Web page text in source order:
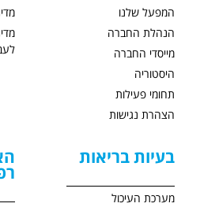
המפעל שלנו
הנהלת החברה
מייסדי החברה
היסטוריה
תחומי פעילות
הצהרת נגישות
בעיות בריאות
מערכת העיכול